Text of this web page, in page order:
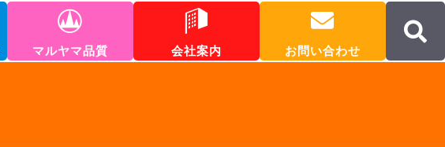
マルヤマ品質 会社案内 お問い合わせ